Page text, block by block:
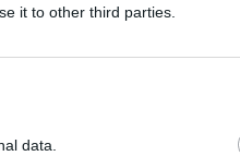
it to other third parties.
data.
πηγή στην
παραμένει «αυτή
με ενδεχόμενη